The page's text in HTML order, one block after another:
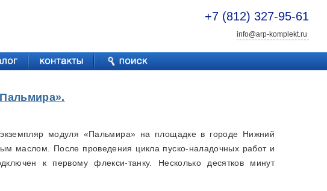
+7 (812) 327-95-61
info@arp-komplekt.ru
модуля «Пальмира» на площадке в городе Нижний
маслом. После проведения цикла пуско-наладочных работ и
к первому флекси-танку. Несколько десятков минут